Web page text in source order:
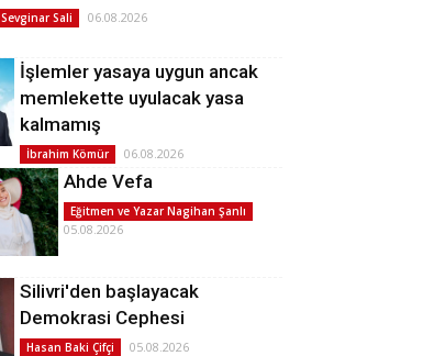
Sevginar Sali 06.08.2026
İşlemler yasaya uygun ancak
memlekette uyulacak yasa
kalmamış
İbrahim Kömür 06.08.2026
Ahde Vefa
Eğitmen ve Yazar Nagihan Şanlı
05.08.2026
Silivri'den başlayacak
Demokrasi Cephesi
Hasan Baki Çifçi 05.08.2026